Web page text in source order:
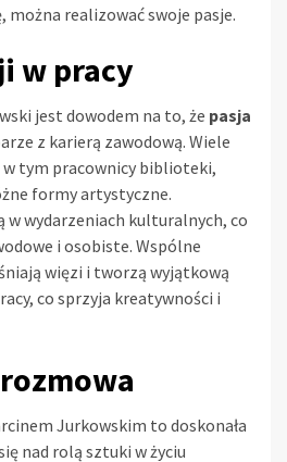
realizować swoje pasje.
w pracy
jest dowodem na to, że pasja
z karierą zawodową. Wiele
tym pracownicy biblioteki,
formy artystyczne.
w wydarzeniach kulturalnych, co
i osobiste. Wspólne
więzi i tworzą wyjątkową
co sprzyja kreatywności i
Jurkowskim to doskonała
nad rolą sztuki w życiu